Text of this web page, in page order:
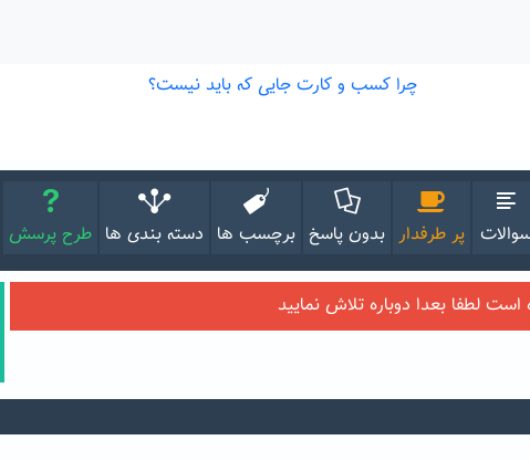
پر طرفدار بدون پاسخ برچسب ها دسته بندی ها طرح پرسش
لطفا بعدا دوباره تلاش نمایید